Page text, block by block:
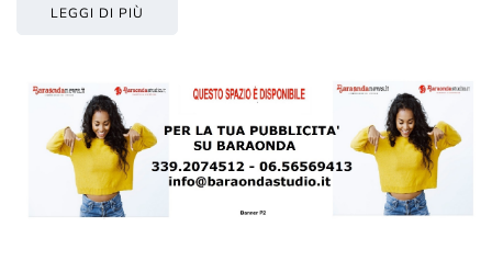
LEGGI DI PIÙ